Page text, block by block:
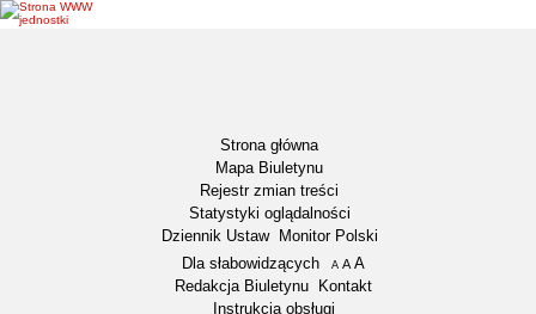
Strona główna
Mapa Biuletynu
Rejestr zmian treści
Statystyki oglądalności
Dziennik Ustaw
Monitor Polski
Menu dodatkowe
Dla słabowidzących A pomniejsz czcionkę
A standardowy rozmiar czcionki
A
Redakcja Biuletynu
Kontakt
Instrukcja obsługi